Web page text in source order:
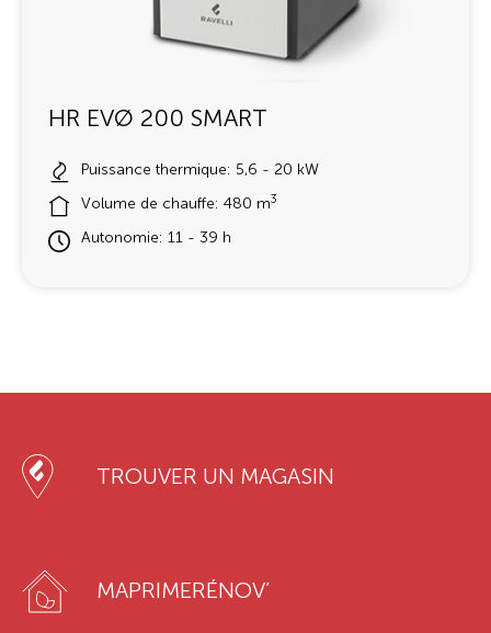
HR EVØ 200 SMART
Puissance thermique: 5,6 - 20 kW
Volume de chauffe: 480 m3
Autonomie: 11 - 39 h
TROUVER UN MAGASIN
MAPRIMERÉNOV’